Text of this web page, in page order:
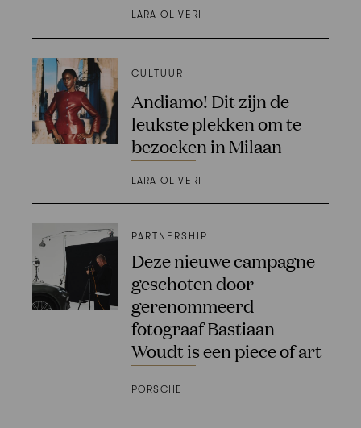
LARA OLIVERI
CULTUUR
Andiamo! Dit zijn de
leukste plekken om te
bezoeken in Milaan
LARA OLIVERI
PARTNERSHIP
Deze nieuwe campagne
geschoten door
gerenommeerd
fotograaf Bastiaan
Woudt is een piece of art
PORSCHE